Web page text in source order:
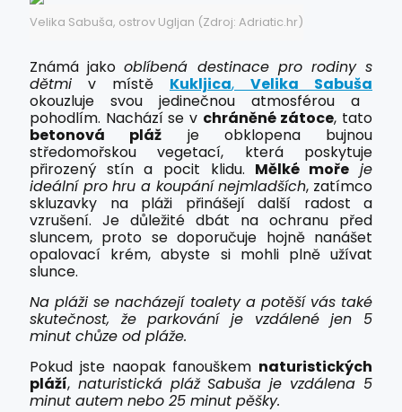
Velika Sabuša, ostrov Ugljan (Zdroj: Adriatic.hr)
Známá jakooblíbená destinace pro rodiny s
dětmi v místě Kukljica, Velika Sabuša
okouzluje svou jedinečnou atmosférou a
pohodlím. Nachází se v chráněné zátoce, tato
betonová pláž je obklopena bujnou
středomořskou vegetací, která poskytuje
přirozený stín a pocit klidu. Mělké moře je
ideální pro hru a koupání nejmladších, zatímco
skluzavky na pláži přinášejí další radost a
vzrušení. Je důležité dbát na ochranu před
sluncem, proto se doporučuje hojně nanášet
opalovací krém, abyste si mohli plně užívat
slunce.
Na pláži se nacházejí toalety a potěší vás také
skutečnost, že parkování je vzdálené jen 5
minut chůze od pláže.
Pokud jste naopak fanouškem naturistických
pláží, naturistická pláž Sabuša je vzdálena 5
minut autem nebo 25 minut pěšky.